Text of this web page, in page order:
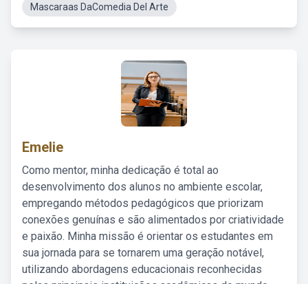
Mascaraas DaComedia Del Arte
Emelie
Como mentor, minha dedicação é total ao
desenvolvimento dos alunos no ambiente escolar,
empregando métodos pedagógicos que priorizam
conexões genuínas e são alimentados por criatividade
e paixão. Minha missão é orientar os estudantes em
sua jornada para se tornarem uma geração notável,
utilizando abordagens educacionais reconhecidas